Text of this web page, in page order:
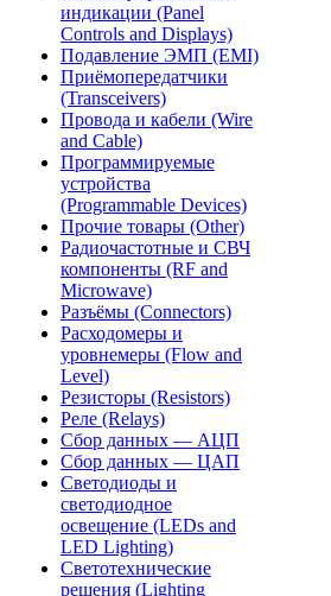
индикации (Panel
Controls and Displays)
Подавление ЭМП (EMI)
Приёмопередатчики
(Transceivers)
Провода и кабели (Wire
and Cable)
Программируемые
устройства
(Programmable Devices)
Прочие товары (Other)
Радиочастотные и СВЧ
компоненты (RF and
Microwave)
Разъёмы (Connectors)
Расходомеры и
уровнемеры (Flow and
Level)
Резисторы (Resistors)
Реле (Relays)
Сбор данных — АЦП
Сбор данных — ЦАП
Светодиоды и
светодиодное
освещение (LEDs and
LED Lighting)
Светотехнические
решения (Lighting